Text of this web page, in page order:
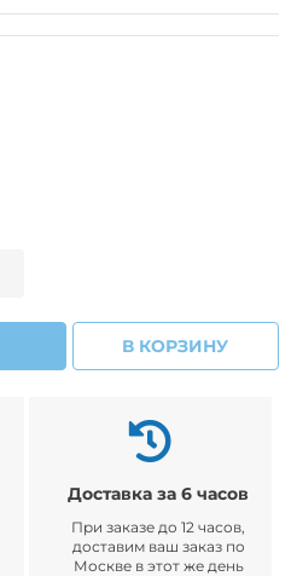
В КОРЗИНУ
Доставка за 6 часов
При заказе до 12 часов,
доставим ваш заказ по
Москве в этот же день